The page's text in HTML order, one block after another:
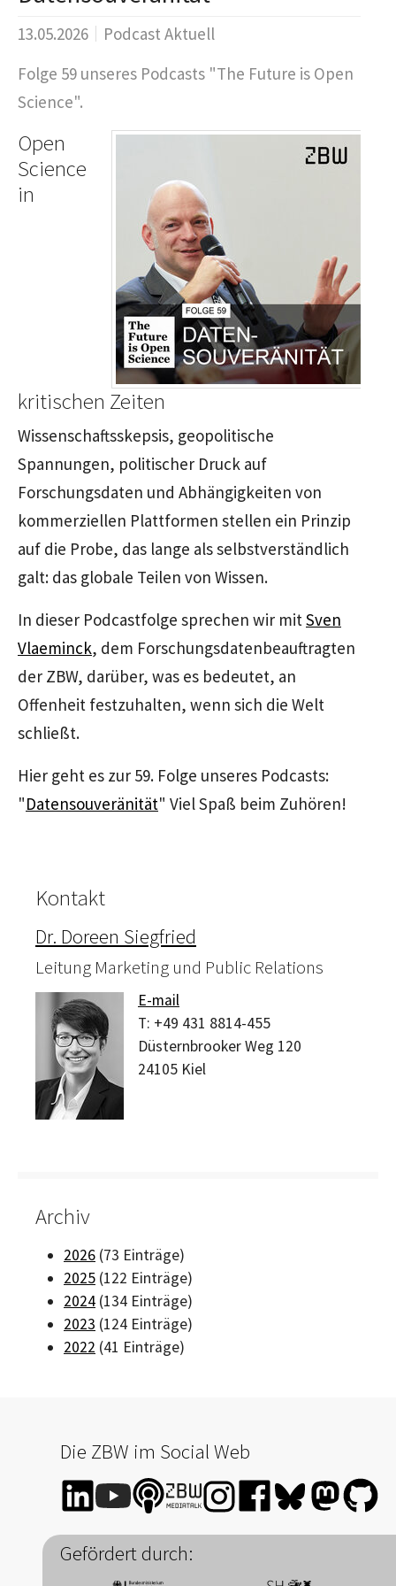
13.05.2026
Podcast Aktuell
Folge 59 unseres Podcasts "The Future is Open
Science".
Open
Science
in
kritischen Zeiten
Wissenschaftsskepsis, geopolitische
Spannungen, politischer Druck auf
Forschungsdaten und Abhängigkeiten von
kommerziellen Plattformen stellen ein Prinzip
auf die Probe, das lange als selbstverständlich
galt: das globale Teilen von Wissen.
In dieser Podcastfolge sprechen wir mitSven
Vlaeminck, dem Forschungsdatenbeauftragten
der ZBW, darüber, was es bedeutet, an
Offenheit festzuhalten, wenn sich die Welt
schließt.
Hier geht es zur 59. Folge unseres Podcasts:
"Datensouveränität" Viel Spaß beim Zuhören!
Kontakt
Dr. Doreen Siegfried
Leitung Marketing und Public Relations
E-mail
T: +49 431 8814-455
Düsternbrooker Weg 120
24105 Kiel
Archiv
2026 (73 Einträge)
2025 (122 Einträge)
2024 (134 Einträge)
2023 (124 Einträge)
2022 (41 Einträge)
Die ZBW im Social Web
Gefördert durch: